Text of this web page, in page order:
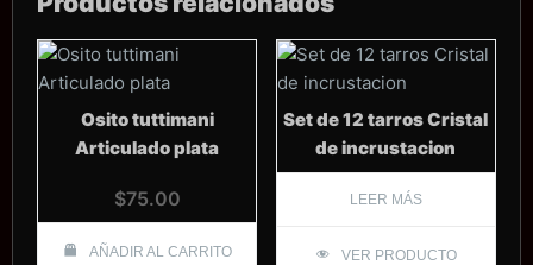
Osito tuttimani
Articulado plata
$75.00
AÑADIR AL CARRITO
Set de 12 tarros Cristal
de incrustacion
LEER MÁS
VER PRODUCTO